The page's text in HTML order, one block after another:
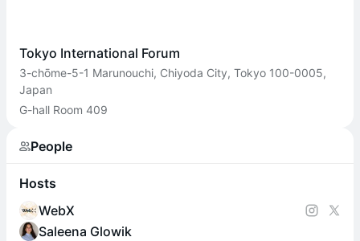
Tokyo International Forum
3-chōme-5-1 Marunouchi, Chiyoda City, Tokyo 100-0005,
Japan
G-hall Room 409
People
Hosts
WebX
Saleena Glowik